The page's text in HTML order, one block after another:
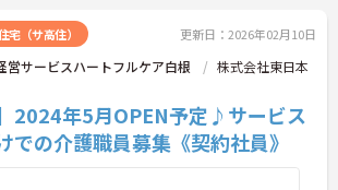
宅（サ高住） 更新日：2026年02月10日
営サービスハートフルケア白根
株式会社東日本
】2024年5月OPEN予定♪サービス
での介護職員募集《契約社員》